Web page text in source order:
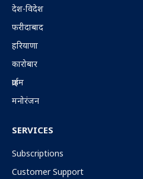
देश-विदेश
फरीदाबाद
हरियाणा
कारोबार
क्राईम
मनोरंजन
SERVICES
Subscriptions
Customer Support